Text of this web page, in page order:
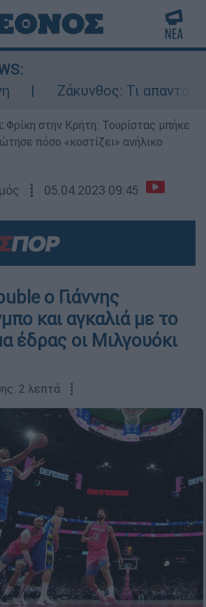
Ζάκυνθος: Τι απαντά η
Φρίκη στην Κρήτη: Τουρίστας μπήκε
πόσο «κοστίζει» ανήλικο
┋ 05.04.2023 09:45
ο Γιάννης
και αγκαλιά με το
έδρας οι Μιλγουόκι
2 λεπτά ┋